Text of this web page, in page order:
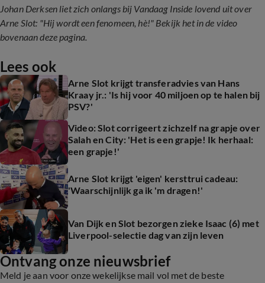
Johan Derksen liet zich onlangs bij Vandaag Inside lovend uit over
Arne Slot: "Hij wordt een fenomeen, hè!" Bekijk het in de video
bovenaan deze pagina.
Lees ook
Arne Slot krijgt transferadvies van Hans
Kraay jr.: 'Is hij voor 40 miljoen op te halen bij
PSV?'
Video: Slot corrigeert zichzelf na grapje over
Salah en City: 'Het is een grapje! Ik herhaal:
een grapje!'
Arne Slot krijgt 'eigen' kersttrui cadeau:
'Waarschijnlijk ga ik 'm dragen!'
Van Dijk en Slot bezorgen zieke Isaac (6) met
Liverpool-selectie dag van zijn leven
Ontvang onze nieuwsbrief
Meld je aan voor onze wekelijkse mail vol met de beste